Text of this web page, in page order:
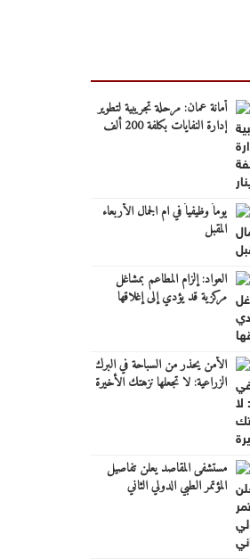
أمانة عمان: مرحلة تجريبية لتطوير
إدارة النفايات بكلفة 200 ألف
يوماً وظيفياً في ام الجمال الأربعاء
المقبل
العواد: إلزام المطاعم بمشاغل
مركزية قد يؤدي إلى إغلاقها
الأمن يحذر من السباحة في البرك
الزراعية: لا تجعلها نزهتك الأخيرة
مستشفى المقاصد يعلن تفاصيل
المؤتمر الطبي الدولي الثاني